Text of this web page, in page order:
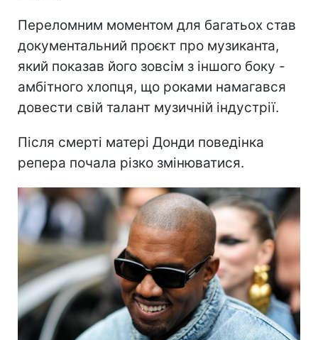
Переломним моментом для багатьох став
документальний проєкт про музиканта,
який показав його зовсім з іншого боку -
амбітного хлопця, що роками намагався
довести свій талант музичній індустрії.
Після смерті матері Донди поведінка
репера почала різко змінюватися.